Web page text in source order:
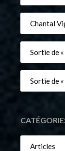
Chantal
Sortie de
Sortie de
Articles